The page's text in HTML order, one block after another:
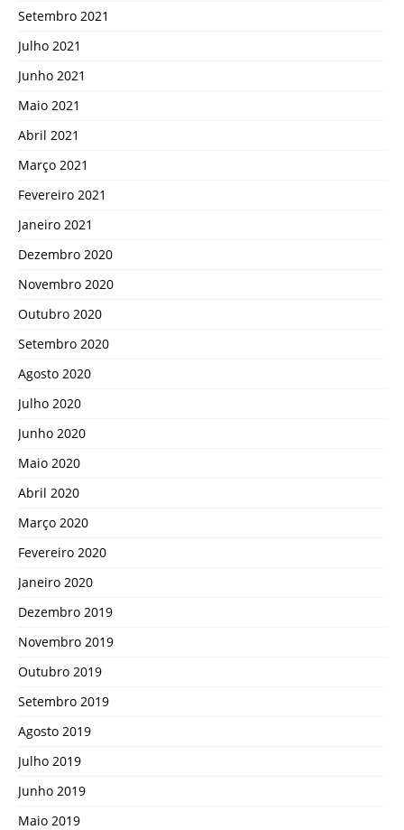
Setembro 2021
Julho 2021
Junho 2021
Maio 2021
Abril 2021
Março 2021
Fevereiro 2021
Janeiro 2021
Dezembro 2020
Novembro 2020
Outubro 2020
Setembro 2020
Agosto 2020
Julho 2020
Junho 2020
Maio 2020
Abril 2020
Março 2020
Fevereiro 2020
Janeiro 2020
Dezembro 2019
Novembro 2019
Outubro 2019
Setembro 2019
Agosto 2019
Julho 2019
Junho 2019
Maio 2019